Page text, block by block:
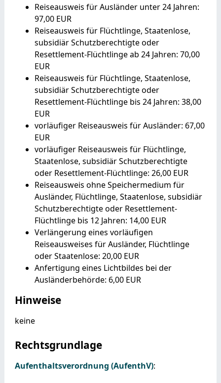
Reiseausweis für Ausländer unter 24 Jahren:
97,00 EUR
Reiseausweis für Flüchtlinge, Staatenlose,
subsidiär Schutzberechtigte oder
Resettlement-Flüchtlinge ab 24 Jahren: 70,00
EUR
Reiseausweis für Flüchtlinge, Staatenlose,
subsidiär Schutzberechtigte oder
Resettlement-Flüchtlinge bis 24 Jahren: 38,00
EUR
vorläufiger Reiseausweis für Ausländer: 67,00
EUR
vorläufiger Reiseausweis für Flüchtlinge,
Staatenlose, subsidiär Schutzberechtigte
oder Resettlement-Flüchtlinge: 26,00 EUR
Reiseausweis ohne Speichermedium für
Ausländer, Flüchtlinge, Staatenlose, subsidiär
Schutzberechtigte oder Resettlement-
Flüchtlinge bis 12 Jahren: 14,00 EUR
Verlängerung eines vorläufigen
Reiseausweises für Ausländer, Flüchtlinge
oder Staatenlose: 20,00 EUR
Anfertigung eines Lichtbildes bei der
Ausländerbehörde: 6,00 EUR
Hinweise
keine
Rechtsgrundlage
Aufenthaltsverordnung (AufenthV):